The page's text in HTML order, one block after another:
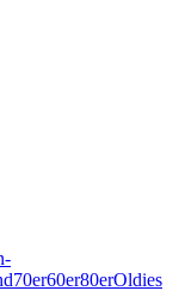
70er60er80erOldies